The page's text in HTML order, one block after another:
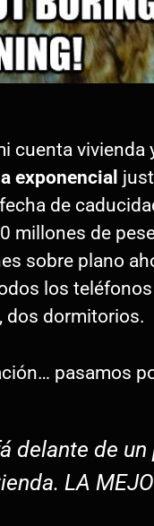
cuenta
exponencial
de
millones de
sobre plano
los
dos dormitorios.
pasamos
delante de
LA